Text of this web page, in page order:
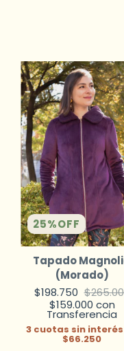
25%OFF
Tapado
(Morado)
$198.750
$159.000 con
Transferencia
3 cuotas sin
$66.250